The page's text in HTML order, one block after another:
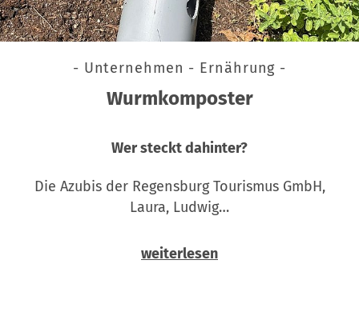
- Unternehmen - Ernährung -
Wurmkomposter
Wer steckt dahinter?
Die Azubis der Regensburg Tourismus GmbH,
Laura, Ludwig…
weiterlesen